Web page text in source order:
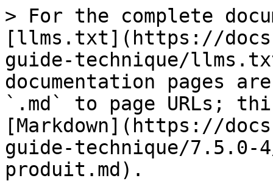
> For the complete
[llms.txt](https://
guide-technique/
documentation pages
`.md` to page URLs;
[Markdown](https://
guide-technique/7.5.0-
produit.md).